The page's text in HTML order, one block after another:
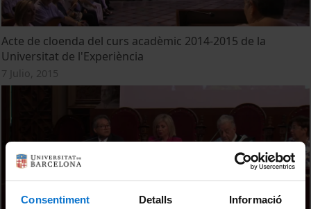
Consentiment Detalls Informació
Acte de cloenda del curs acadèmic 2014-2015 de la
Universitat de l'Experiència
7 Julio, 2015